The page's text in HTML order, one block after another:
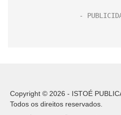
Copyright © 2026 - ISTOÉ
Todos os direitos reservados.